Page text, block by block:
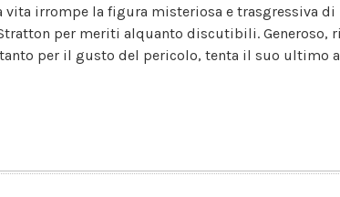
vita irrompe la figura misteriosa e trasgressiva di
per meriti alquanto discutibili. Generoso,
per il gusto del pericolo, tenta il suo ultimo